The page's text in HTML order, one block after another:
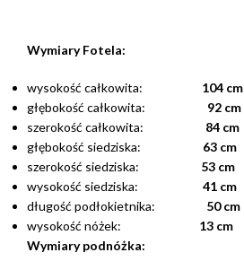
Wymiary Fotela:
wysokość całkowita: 104 cm
głębokość całkowita: 92 cm
szerokość całkowita: 84 cm
głębokość siedziska: 63 cm
szerokość siedziska: 53 cm
wysokość siedziska: 41 cm
długość podłokietnika: 50 cm
wysokość nóżek: 13 cm
Wymiary podnóżka: